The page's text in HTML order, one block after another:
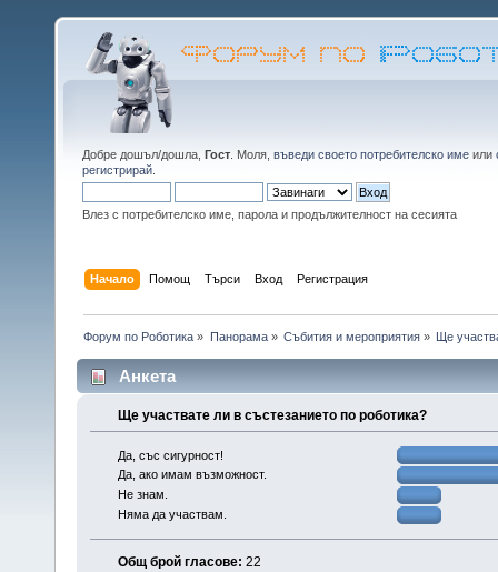
Добре дошъл/дошла, Гост . Моля, въведи своето потребителско име или
регистрирай
Влез с потребителско име, парола и продължителност на сесията
Начало Помощ Търси Вход Регистрация
Форум по Роботика » Панорама» Събития и мероприятия» Ще
Анкета
Ще участвате ли в състезанието по роботика?
Да, със сигурност!
Да, ако имам възможност.
Не знам.
Няма да участвам.
Общ брой гласове: 22